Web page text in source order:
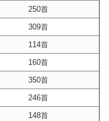
250首
309首
114首
160首
350首
246首
148首